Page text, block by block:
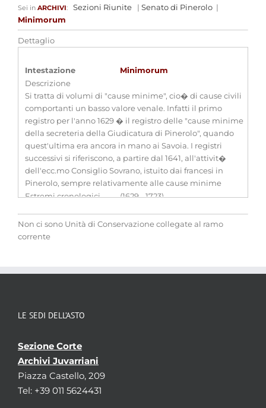
Sei in ARCHIVI: Sezioni Riunite | Senato di Pinerolo |
Minimorum
Dettaglio
Intestazione
Minimorum
Descrizione
Si tratta di volumi di "cause minime", cio� di cause civili
comportanti un basso valore venale. Infatti il primo
registro per l'anno 1629 � il registro delle "cause minime
della secreteria della Giudicatura di Pinerolo", quando
quest'ultima era ancora in mano ai Savoia. I registri
successivi si riferiscono, a partire dal 1641, all'attivit�
dell'ecc.mo Consiglio Sovrano, istuito dai francesi in
Pinerolo, sempre relativamente alle cause minime
Estremi cronologici
(1629 - 1723)
cronologiche
Consistenza
Non ci sono Unità di Conservazione collegate al ramo
corrente
LE SEDI DELL’ASTO
Sezione Corte
Archivi Juvarriani
Piazza Castello, 209
Tel: +39 011 5624431